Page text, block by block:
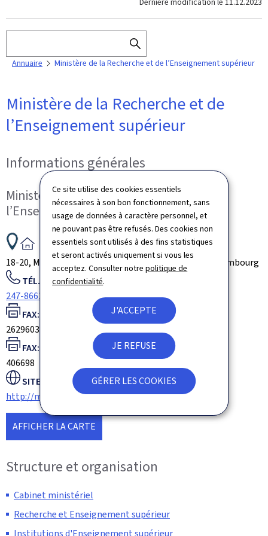
Ce site utilise des cookies essentiels
nécessaires à son bon fonctionnement, sans
usage de données à caractère personnel, et
ne pouvant pas être refusés. Des cookies non
essentiels sont utilisés à des fins statistiques
et seront activés uniquement si vous les
acceptez. Consulter notrepolitique de
confidentialité.
J'ACCEPTE
JE REFUSE
GÉRER LES COOKIES
RECHERCHER
DANS
Annuaire Ministère de la Recherche et de l’Enseignement supérieur
Ministère de la Recherche et de
l’Enseignement supérieur
Informations générales
Ministère de la Recherche et de
l’Enseignement supérieur
ADRESSE
18-20, Montée de la Pétrusse L-2327 Luxembourg
Luxembourg
TÉL.:
247-86619
FAX:
26296037
FAX:
406698
SITE WEB :
http://mesr.gouvernement.lu
AFFICHER LA CARTE
Structure et organisation
Cabinet ministériel
Recherche et Enseignement supérieur
Institutions d'Enseignement supérieur